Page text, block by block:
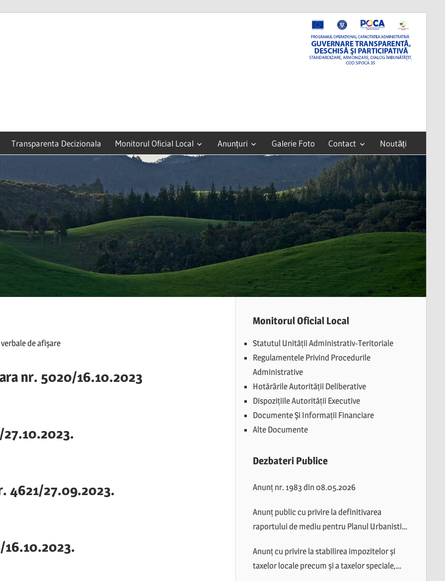
Transparenta Decizionala Monitorul Oficial Local Anunțuri Galerie Foto Contact Noutăți
de afișare
nr. 5020/16.10.2023
4621/27.09.2023.
16.10.2023.
Monitorul Oficial Local
Statutul Unității Administrativ-Teritoriale
Regulamentele Privind Procedurile
Administrative
Hotărârile Autorității Deliberative
Dispozițiile Autorității Executive
Documente Și Informații Financiare
Alte Documente
Dezbateri Publice
Anunț nr. 1983 din 08.05.2026
Anunț public cu privire la definitivarea
raportului de mediu pentru Planul Urbanistic
Anunț cu privire la stabilirea impozitelor și
taxelor locale precum și a taxelor speciale,